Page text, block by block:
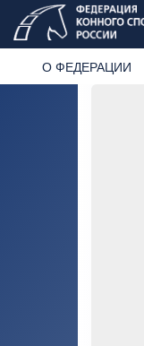
О ФЕДЕРАЦИИ